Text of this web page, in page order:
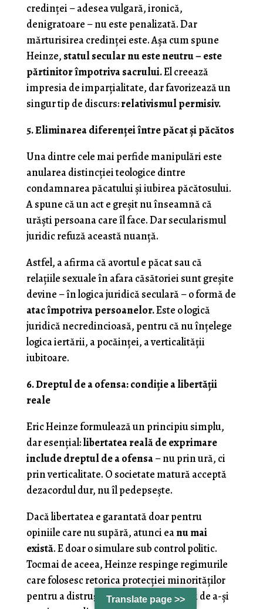
credinței – adesea vulgară, ironică,
denigratoare – nu este penalizată. Dar
mărturisirea credinței este. Așa cum spune
Heinze, statul secular nu este neutru – este
părtinitor împotriva sacrului.El creează
impresia de imparțialitate, dar favorizează un
singur tip de discurs:relativismul permisiv.
5. Eliminarea diferenței între păcat și păcătos
Una dintre cele mai perfide manipulări este
anularea distincției teologice dintre
condamnarea păcatului și iubirea păcătosului.
A spune că un act e greșit nu înseamnă că
urăști persoana care îl face. Dar secularismul
juridic refuză această nuanță.
Astfel, a afirma că avortul e păcat sau că
relațiile sexuale în afara căsătoriei sunt greșite
devine – în logica juridică seculară – o formă de
atac împotriva persoanelor.Este o logică
juridică necredincioasă, pentru că nu înțelege
logica iertării, a pocăinței, a verticalității
iubitoare.
6. Dreptul de a ofensa: condiție a libertății
reale
Eric Heinze formulează un principiu simplu,
dar esențial:libertatea reală de exprimare
include dreptul de a ofensa– nu prin ură, ci
prin verticalitate. O societate matură acceptă
dezacordul dur, nu îl pedepsește.
Dacă libertatea e garantată doar pentru
opiniile care nu supără, atunci eanu mai
există. E doar o simulare sub control politic.
Tocmai de aceea, Heinze respinge regimurile
care folosesc retorica protecției minorităților
pentru a distruge libertatea majorității de a-și
Translate page >>